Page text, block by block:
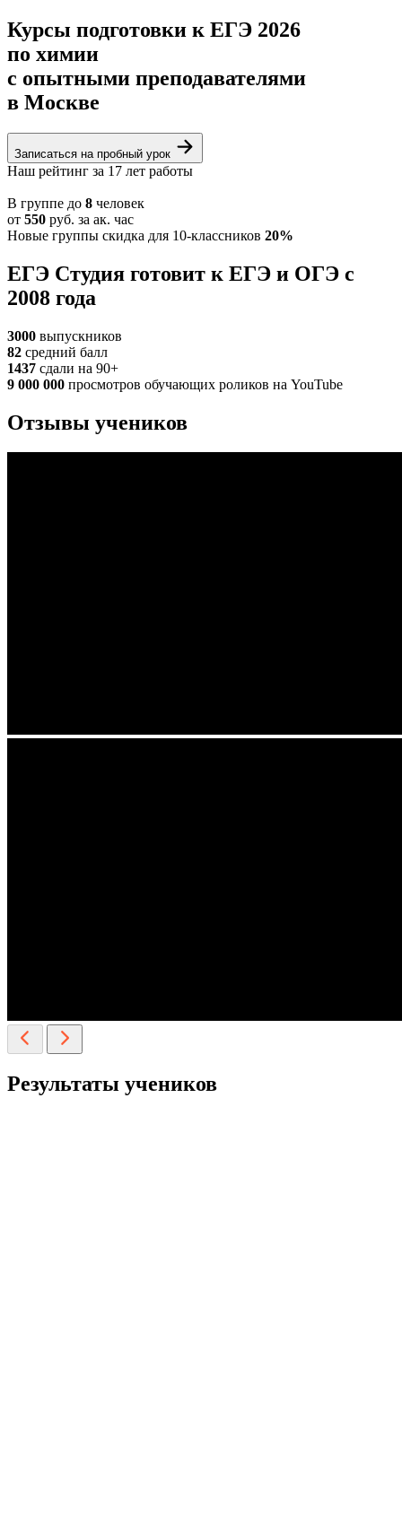
Курсы подготовки к ЕГЭ 2026
по химии
с опытными преподавателями
в Москве
Записаться на пробный урок
Наш рейтинг за 17 лет работы
В группе до 8 человек
от 550 руб. за ак. час
Новые группы скидка для 10-классников 20%
ЕГЭ Студия готовит к ЕГЭ и ОГЭ с
2008 года
3000 выпускников
82 средний балл
1437 cдали на 90+
9 000 000 просмотров обучающих роликов на YouTube
Отзывы учеников
Результаты учеников